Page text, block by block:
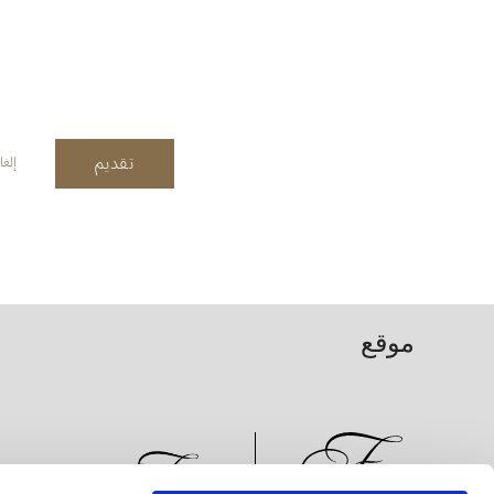
تقديم
موقع